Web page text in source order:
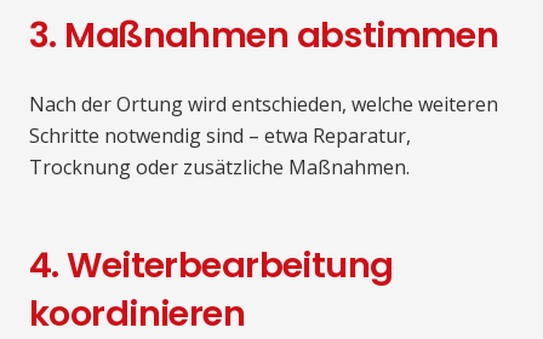
3. Maßnahmen abstimmen
Nach der Ortung wird entschieden, welche weiteren
Schritte notwendig sind – etwa Reparatur,
Trocknung oder zusätzliche Maßnahmen.
4. Weiterbearbeitung
koordinieren